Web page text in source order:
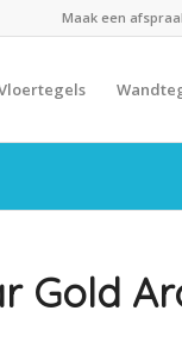
Maak een
Gold